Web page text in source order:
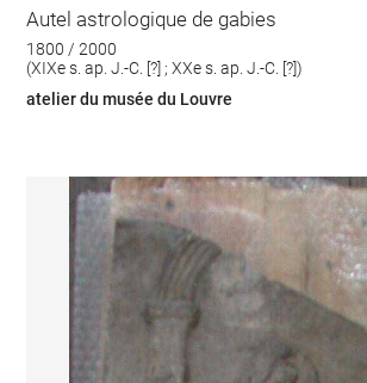
Autel astrologique de gabies
1800 / 2000
(XIXe s. ap. J.-C. [?] ; XXe s. ap. J.-C. [?])
atelier du musée du Louvre